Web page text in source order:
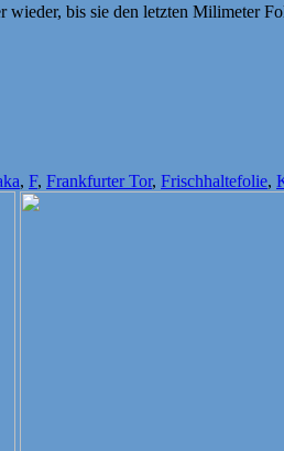
bis sie den letzten Milimeter
, F, Frankfurter Tor, Frischhaltefolie,